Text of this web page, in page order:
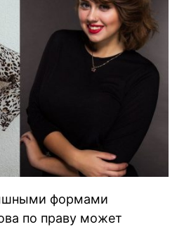
формами
по праву может